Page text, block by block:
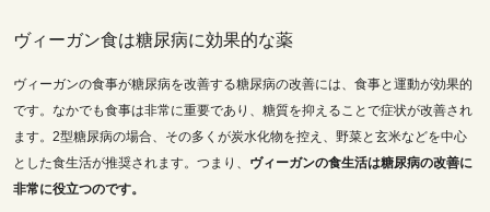
ヴィーガン食は糖尿病に効果的な薬
ヴィーガンの食事が糖尿病を改善する糖尿病の改善には、食事と運動が効果的
です。なかでも食事は非常に重要であり、糖質を抑えることで症状が改善され
ます。2型糖尿病の場合、その多くが炭水化物を控え、野菜と玄米などを中心
とした食生活が推奨されます。つまり、 ヴィーガンの食生活は糖尿病の改善に
非常に役立つのです。